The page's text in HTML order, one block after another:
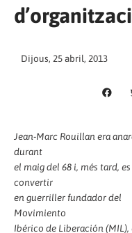
Dijous, 25 abril, 2013
Jean-Marc Rouillan era
durant
el maig del 68 i, més tard,
convertir
en guerriller fundador del
Movimiento
Ibérico de Liberación (MIL),